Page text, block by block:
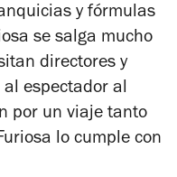
y fórmulas
se salga mucho
directores y
espectador al
por un viaje tanto
lo cumple con